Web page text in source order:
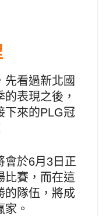
看過新北國
表現之後，
下來的PLG冠
會於6月3日正
比賽，而在這
的隊伍，將成
。